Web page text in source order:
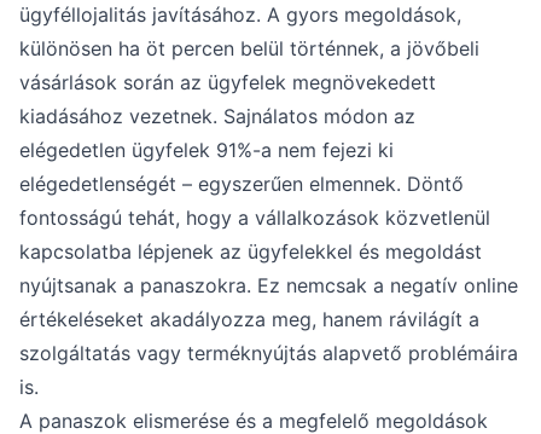
ügyféllojalitás javításához. A gyors megoldások,
különösen ha öt percen belül történnek, a jövőbeli
vásárlások során az ügyfelek megnövekedett
kiadásához vezetnek. Sajnálatos módon az
elégedetlen ügyfelek 91%-a nem fejezi ki
elégedetlenségét – egyszerűen elmennek. Döntő
fontosságú tehát, hogy a vállalkozások közvetlenül
kapcsolatba lépjenek az ügyfelekkel és megoldást
nyújtsanak a panaszokra. Ez nemcsak a negatív online
értékeléseket akadályozza meg, hanem rávilágít a
szolgáltatás vagy terméknyújtás alapvető problémáira
is.
A panaszok elismerése és a megfelelő megoldások